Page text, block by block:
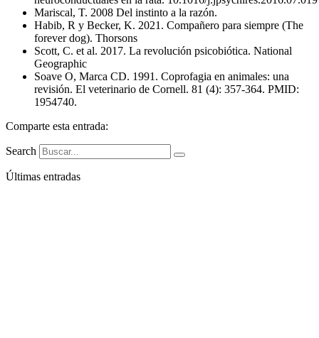
Mariscal, T. 2008 Del instinto a la razón.
Habib, R y Becker, K. 2021. Compañero para siempre (The
forever dog). Thorsons
Scott, C. et al. 2017. La revolución psicobiótica. National
Geographic
Soave O, Marca CD. 1991. Coprofagia en animales: una
revisión. El veterinario de Cornell. 81 (4): 357-364. PMID:
1954740.
Comparte esta entrada:
Search
Últimas entradas